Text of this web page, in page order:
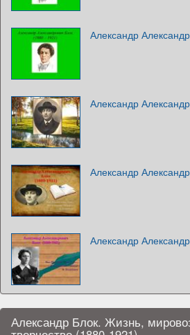
Александр
Александр
Александр
Александр
Александр Блок. Жизнь,